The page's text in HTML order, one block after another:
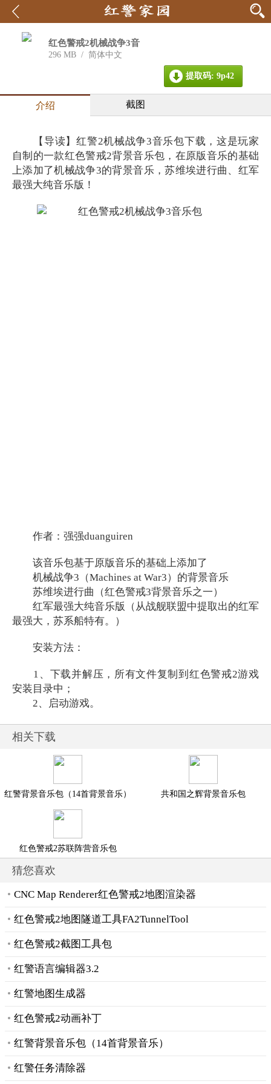
红色警戒2机械战争3音
乐包
296 MB / 简体中文
提取码: 9p42
介绍 截图
【导读】红警2机械战争3音乐包下载，这是玩家
自制的一款红色警戒2背景音乐包，在原版音乐的基础
上添加了机械战争3的背景音乐，苏维埃进行曲、红军
最强大纯音乐版！
作者：强强duanguiren
该音乐包基于原版音乐的基础上添加了
机械战争3（Machines at War3）的背景音乐
苏维埃进行曲（红色警戒3背景音乐之一）
红军最强大纯音乐版（从战舰联盟中提取出的红军
最强大，苏系船特有。）
安装方法：
1、下载并解压，所有文件复制到红色警戒2游戏
安装目录中；
2、启动游戏。
相关下载
红警背景音乐包（14首背景音乐） 共和国之辉背景音乐包
红色警戒2苏联阵营音乐包
猜您喜欢
CNC Map Renderer红色警戒2地图渲染器
红色警戒2地图隧道工具FA2TunnelTool
红色警戒2截图工具包
红警语言编辑器3.2
红警地图生成器
红色警戒2动画补丁
红警背景音乐包（14首背景音乐）
红警任务清除器